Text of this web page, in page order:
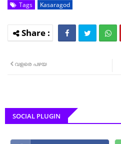
Tags Kasaragod
വളരെ പഴയ
SOCIAL PLUGIN